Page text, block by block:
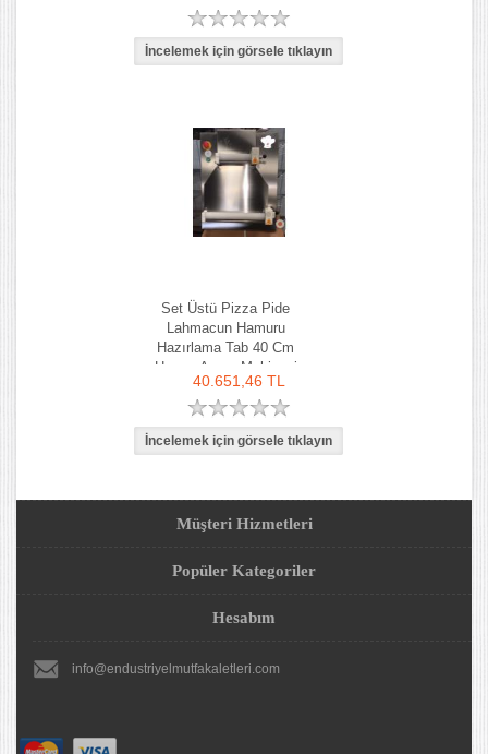
Set Üstü Pizza Pide
Lahmacun Hamuru
Hazırlama Tab 40 Cm
Hamur Açma Makinesi
40.651,46 TL
Müşteri Hizmetleri
Popüler Kategoriler
Hesabım
info@endustriyelmutfakaletleri.com